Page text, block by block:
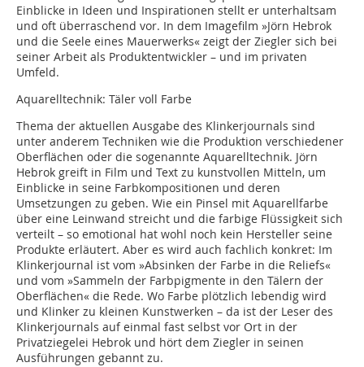
Einblicke in Ideen und Inspirationen stellt er unterhaltsam
und oft überraschend vor. In dem Imagefilm »Jörn Hebrok
und die Seele eines Mauerwerks« zeigt der Ziegler sich bei
seiner Arbeit als Produktentwickler – und im privaten
Umfeld.
Aquarelltechnik: Täler voll Farbe
Thema der aktuellen Ausgabe des Klinkerjournals sind
unter anderem Techniken wie die Produktion verschiedener
Oberflächen oder die sogenannte Aquarelltechnik. Jörn
Hebrok greift in Film und Text zu kunstvollen Mitteln, um
Einblicke in seine Farbkompositionen und deren
Umsetzungen zu geben. Wie ein Pinsel mit Aquarellfarbe
über eine Leinwand streicht und die farbige Flüssigkeit sich
verteilt – so emotional hat wohl noch kein Hersteller seine
Produkte erläutert. Aber es wird auch fachlich konkret: Im
Klinkerjournal ist vom »Absinken der Farbe in die Reliefs«
und vom »Sammeln der Farbpigmente in den Tälern der
Oberflächen« die Rede. Wo Farbe plötzlich lebendig wird
und Klinker zu kleinen Kunstwerken – da ist der Leser des
Klinkerjournals auf einmal fast selbst vor Ort in der
Privatziegelei Hebrok und hört dem Ziegler in seinen
Ausführungen gebannt zu.